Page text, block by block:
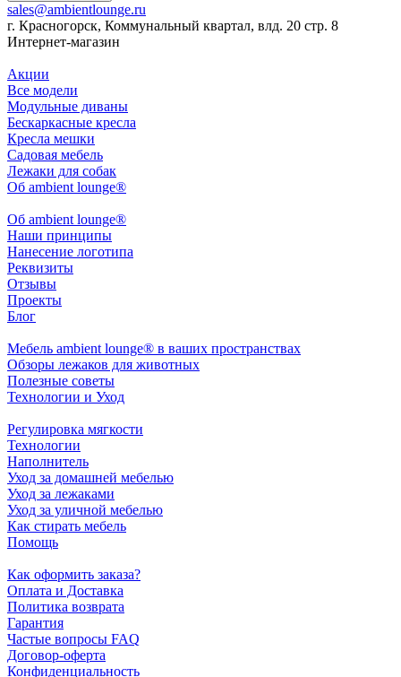
sales@ambientlounge.ru
г. Красногорск, Коммунальный квартал, влд. 20 стр. 8
Интернет-магазин
Акции
Все модели
Модульные диваны
Бескаркасные кресла
Кресла мешки
Садовая мебель
Лежаки для собак
Об ambient lounge®
Oб ambient lounge®
Наши принципы
Нанесение логотипа
Реквизиты
Отзывы
Проекты
Блог
Мебель ambient lounge® в ваших пространствах
Обзоры лежаков для животных
Полезные советы
Технологии и Уход
Регулировка мягкости
Технологии
Наполнитель
Уход за домашней мебелью
Уход за лежаками
Уход за уличной мебелью
Как стирать мебель
Помощь
Как оформить заказа?
Оплата и Доставка
Политика возврата
Гарантия
Частые вопросы FAQ
Договор-оферта
Конфиденциальность